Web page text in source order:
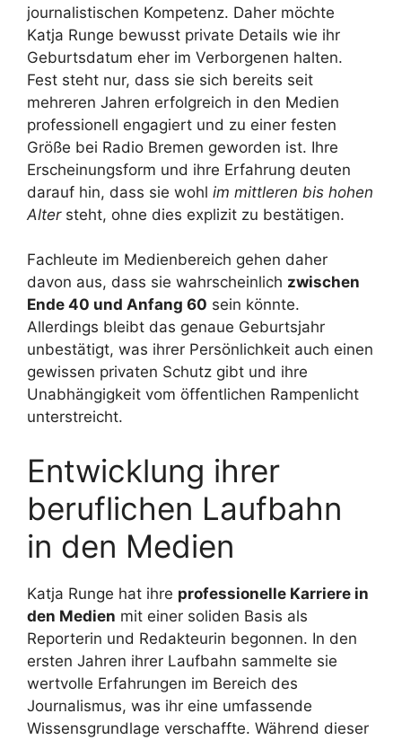
journalistischen Kompetenz. Daher möchte
Katja Runge bewusst private Details wie ihr
Geburtsdatum eher im Verborgenen halten.
Fest steht nur, dass sie sich bereits seit
mehreren Jahren erfolgreich in den Medien
professionell engagiert und zu einer festen
Größe bei Radio Bremen geworden ist. Ihre
Erscheinungsform und ihre Erfahrung deuten
darauf hin, dass sie wohl im mittleren bis hohen
Altersteht, ohne dies explizit zu bestätigen.
Fachleute im Medienbereich gehen daher
davon aus, dass sie wahrscheinlich zwischen
Ende 40 und Anfang 60 sein könnte.
Allerdings bleibt das genaue Geburtsjahr
unbestätigt, was ihrer Persönlichkeit auch einen
gewissen privaten Schutz gibt und ihre
Unabhängigkeit vom öffentlichen Rampenlicht
unterstreicht.
Entwicklung ihrer
beruflichen Laufbahn
in den Medien
Katja Runge hat ihre professionelle Karriere in
den Medien mit einer soliden Basis als
Reporterin und Redakteurin begonnen. In den
ersten Jahren ihrer Laufbahn sammelte sie
wertvolle Erfahrungen im Bereich des
Journalismus, was ihr eine umfassende
Wissensgrundlage verschaffte. Während dieser